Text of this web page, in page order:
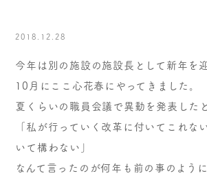
2018.12.28
今年は別の施設の施設長として新年を迎
10月にここ心花春にやってきました。
夏くらいの職員会議で異動を発表したと
「私が行っていく改革に付いてこれな
いて構わない」
なんて言ったのが何年も前の事のように